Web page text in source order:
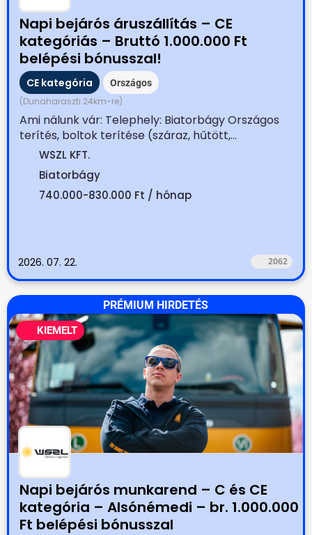
Napi bejárós áruszállítás – CE
kategóriás – Bruttó 1.000.000 Ft
belépési bónusszal!
CE kategória Országos
(Dunaharaszti 24km-re)
Ami nálunk vár: Telephely: Biatorbágy Országos
terítés, boltok terítése (száraz, hűtött,...
WSZL KFT.
Biatorbágy
740.000-830.000 Ft / hónap
2026. 07. 22. 2062
PRÉMIUM HIRDETÉS
KIEMELT
Napi bejárós munkarend – C és CE
kategória – Alsónémedi – br. 1.000.000
Ft belépési bónusszal